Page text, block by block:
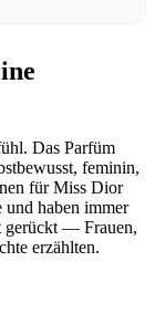
Das Parfüm
feminin,
für Miss Dior
und haben immer
gerückt — Frauen,
erzählten.